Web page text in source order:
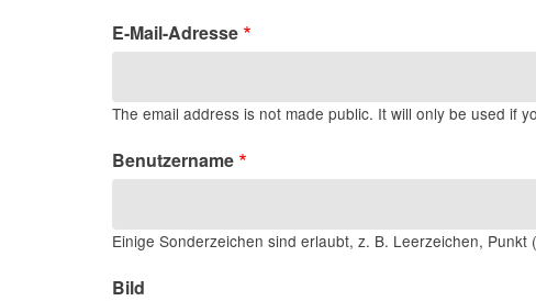
E-Mail-Adresse
The email address is not made public. It will only be used if
Benutzername
Einige Sonderzeichen sind erlaubt, z. B. Leerzeichen,
Bild